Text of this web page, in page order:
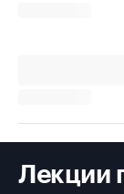
Лекции